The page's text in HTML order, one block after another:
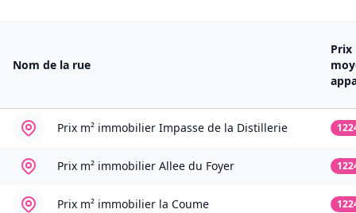
Nom de la rue
Prix
Prix m² immobilier Impasse de la Distillerie
Prix m² immobilier Allee du Foyer
Prix m² immobilier la Coume